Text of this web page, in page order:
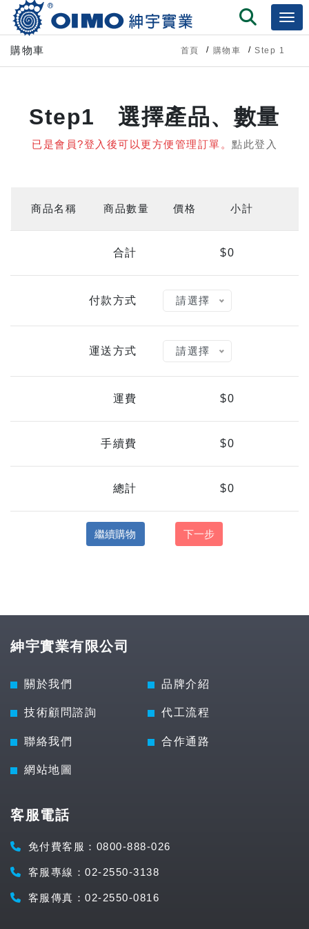
購物車 首頁 購物車 Step 1
Step1 選擇產品、數量
已是會員?登入後可以更方便管理訂單。 點此登入
商品名稱 商品數量 價格 小計
合計 $0
付款方式 請選擇
運送方式 請選擇
運費 $0
手續費 $0
總計 $0
紳宇實業有限公司
關於我們 品牌介紹
技術顧問諮詢 代工流程
聯絡我們 合作通路
網站地圖
客服電話
免付費客服：0800-888-026
客服專線：02-2550-3138
客服傳真：02-2550-0816